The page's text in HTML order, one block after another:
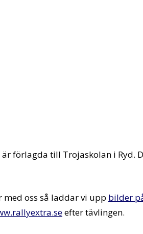
är förlagda till Trojaskolan i Ryd.
oss så laddar vi upp bilder
efter tävlingen.